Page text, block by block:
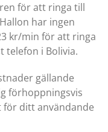
för att ringa till
har ingen
kr/min för att ringa
telefon i Bolivia.
gällande
förhoppningsvis
ditt användande